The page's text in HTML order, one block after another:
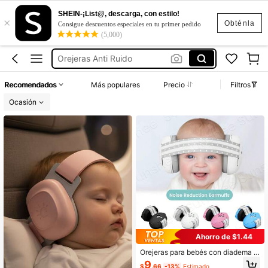
Obténla
×
SHEIN-¡List@, descarga, con estilo!
Consigue descuentos especiales en tu primer pedido
(5,000)
Audífonos Para El Ruido Bebés
Audífonos Para Bebe Sin Ruido
Orejeras Anti Ruido
Recomendados Más populares Precio
Filtros
Ocasión
Ahorro de $1.44
Orejeras para bebés con diadema el
ástica, orejeras para bebés ideales
$9.66 -13% Estimado